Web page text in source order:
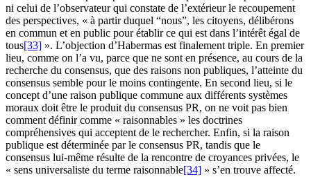
ni celui de l’observateur qui constate de l’extérieur le recoupement
des perspectives, « à partir duquel “nous”, les citoyens, délibérons
en commun et en public pour établir ce qui est dans l’intérêt égal de
tous[33] ». L’objection d’Habermas est finalement triple. En premier
lieu, comme on l’a vu, parce que ne sont en présence, au cours de la
recherche du consensus, que des raisons non publiques, l’atteinte du
consensus semble pour le moins contingente. En second lieu, si le
concept d’une raison publique commune aux différents systèmes
moraux doit être le produit du consensus PR, on ne voit pas bien
comment définir comme « raisonnables » les doctrines
compréhensives qui acceptent de le rechercher. Enfin, si la raison
publique est déterminée par le consensus PR, tandis que le
consensus lui-même résulte de la rencontre de croyances privées, le
« sens universaliste du terme raisonnable[34] » s’en trouve affecté.